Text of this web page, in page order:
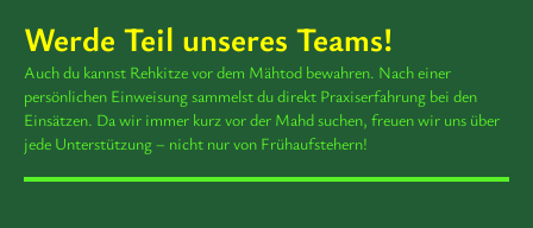
Werde Teil unseres Teams!
Auch du kannst Rehkitze vor dem Mähtod bewahren. Nach einer
persönlichen Einweisung sammelst du direkt Praxiserfahrung bei den
Einsätzen. Da wir immer kurz vor der Mahd suchen, freuen wir uns über
jede Unterstützung – nicht nur von Frühaufstehern!